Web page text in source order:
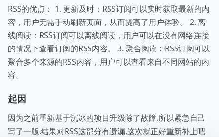
RSS的优点： 1. 更新及时：RSS订阅可以实时获取最新的内
容，用户无需手动刷新页面，从而提高了用户体验。 2. 离
线阅读：RSS订阅可以离线阅读，用户可以在没有网络连接
的情况下查看订阅的RSS内容。 3. 聚合阅读：RSS订阅可以
聚合多个来源的RSS内容，用户可以查看来自不同网站的内
容。
起因
因为之前重新基于沉冰的项目升级除了故障,所以紧急自己
写了一版.结果对RSS这部分有遗漏,这次就正好重新补上吧